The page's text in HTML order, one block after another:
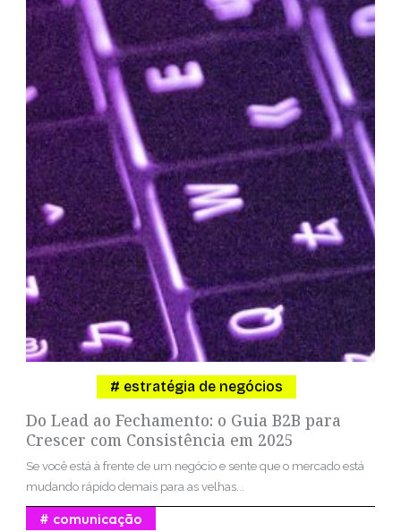
Do Lead ao Fechamento: o Guia B2B para
Crescer com Consistência em 2025
estratégia de negócios
Se você está à frente de um negócio e sente que o mercado está
mudando rápido demais para as velhas...
comunicação